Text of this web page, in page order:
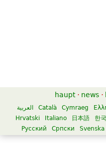
haupt · news ·
العربية Català Cymraeg
Hrvatski
Italiano 日本語 한
Русский
Српски Svenska